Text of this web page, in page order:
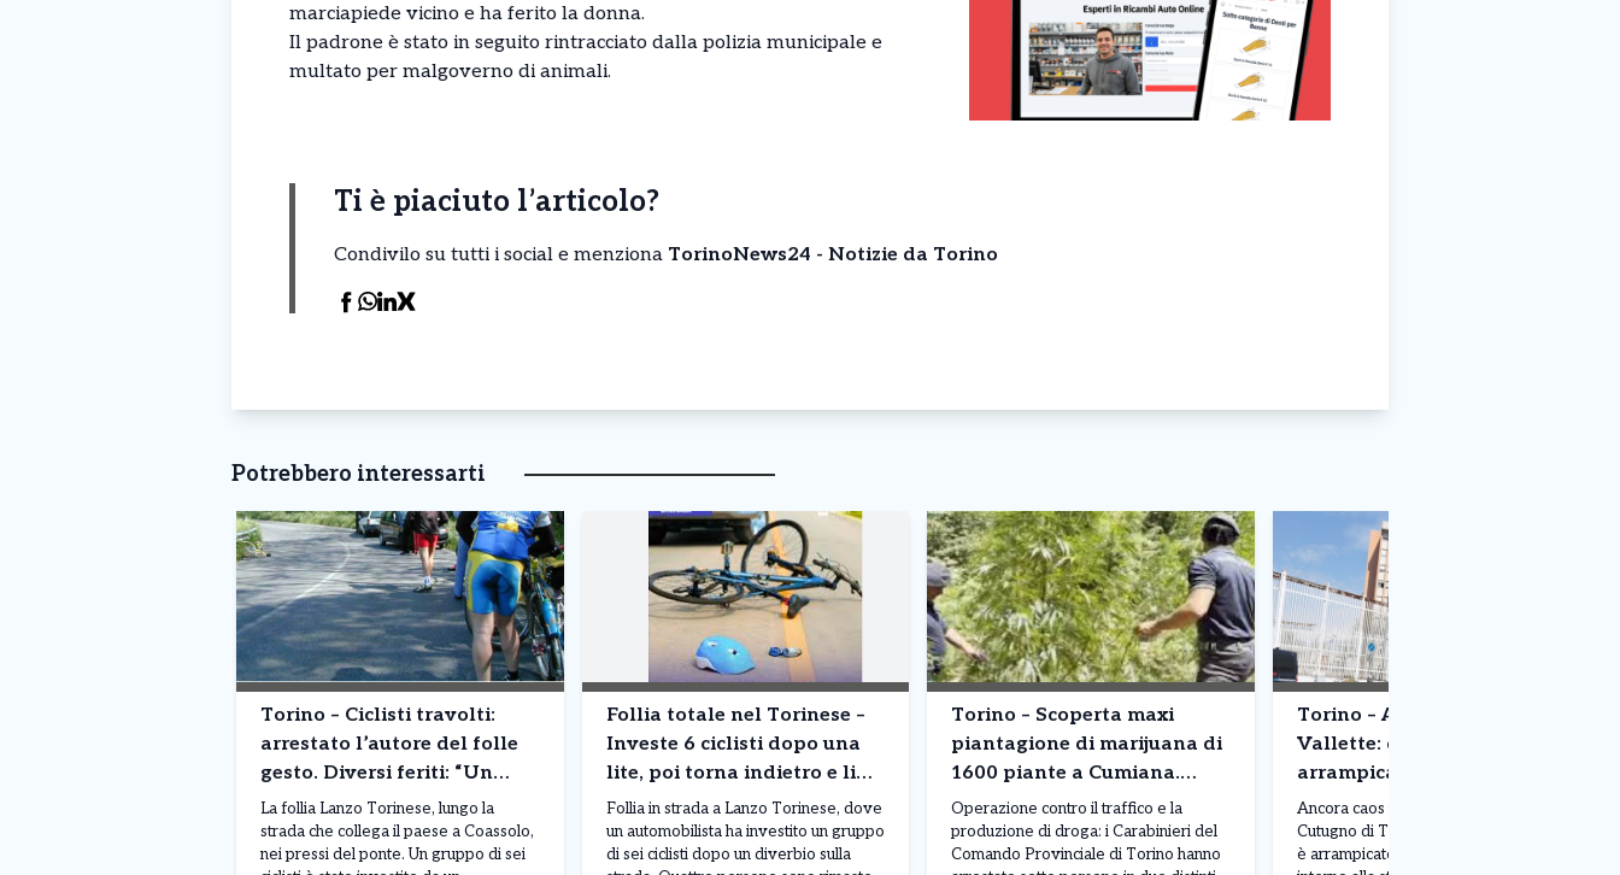
marciapiede vicino e ha ferito la donna.
Il padrone è stato in seguito rintracciato dalla polizia municipale e
multato per malgoverno di animali.
Ti è piaciuto l’articolo?
Condivilo su tutti i social e menziona TorinoNews24 - Notizie da Torino
Potrebbero interessarti
Torino – Ciclisti travolti:
arrestato l’autore del folle
gesto. Diversi feriti: “Un
incubo horror”
La follia Lanzo Torinese, lungo la
strada che collega il paese a Coassolo,
nei pressi del ponte. Un gruppo di sei
Follia totale nel Torinese –
Investe 6 ciclisti dopo una
lite, poi torna indietro e li
investe di nuovo. Il racconto
choc
Follia in strada a Lanzo Torinese, dove
un automobilista ha investito un gruppo
di sei ciclisti dopo un diverbio sulla
Torino – Scoperta maxi
piantagione di marijuana di
1600 piante a Cumiana.
Sette arresti
Operazione contro il traffico e la
produzione di droga: i Carabinieri del
Comando Provinciale di Torino hanno
Torino – Ancora caos alle
Vallette: detenuto si
arrampica su un muro al
terzo piano. Situazione fuori
controllo
Ancora caos nel carcere Lorusso e
Cutugno di Torino, dove un detenuto si
è arrampicato sul muro di un edificio